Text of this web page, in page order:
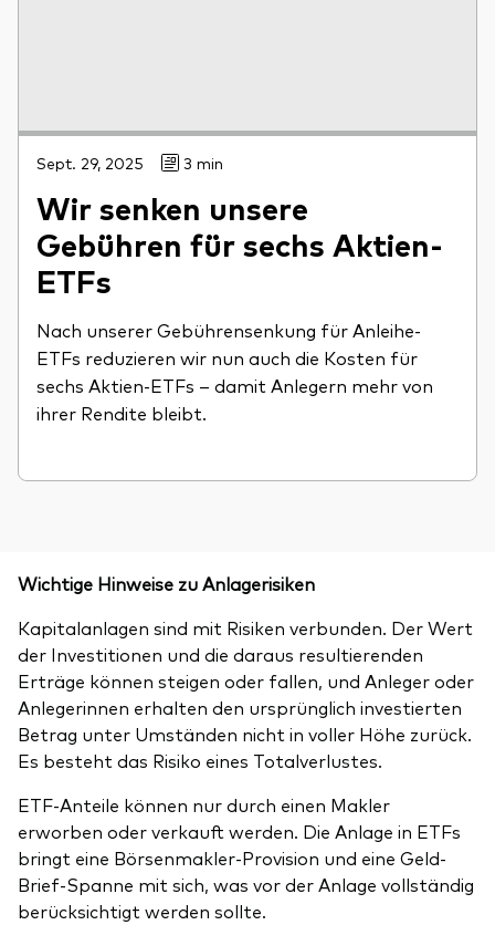
Sept. 29, 2025 3 min
Wir senken unsere
Gebühren für sechs Aktien-
ETFs
Nach unserer Gebührensenkung für Anleihe-
ETFs reduzieren wir nun auch die Kosten für
sechs Aktien-ETFs – damit Anlegern mehr von
ihrer Rendite bleibt.
Wichtige Hinweise zu Anlagerisiken
Kapitalanlagen sind mit Risiken verbunden. Der Wert
der Investitionen und die daraus resultierenden
Erträge können steigen oder fallen, und Anleger oder
Anlegerinnen erhalten den ursprünglich investierten
Betrag unter Umständen nicht in voller Höhe zurück.
Es besteht das Risiko eines Totalverlustes.
ETF-Anteile können nur durch einen Makler
erworben oder verkauft werden. Die Anlage in ETFs
bringt eine Börsenmakler-Provision und eine Geld-
Brief-Spanne mit sich, was vor der Anlage vollständig
berücksichtigt werden sollte.